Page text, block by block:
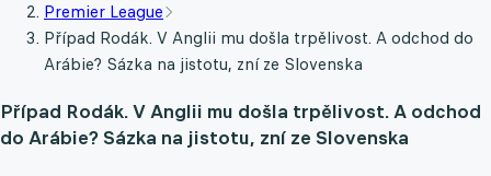
Premier League
Případ Rodák. V Anglii mu došla trpělivost. A odchod do
Arábie? Sázka na jistotu, zní ze Slovenska
Případ Rodák. V Anglii mu došla trpělivost. A odchod
do Arábie? Sázka na jistotu, zní ze Slovenska